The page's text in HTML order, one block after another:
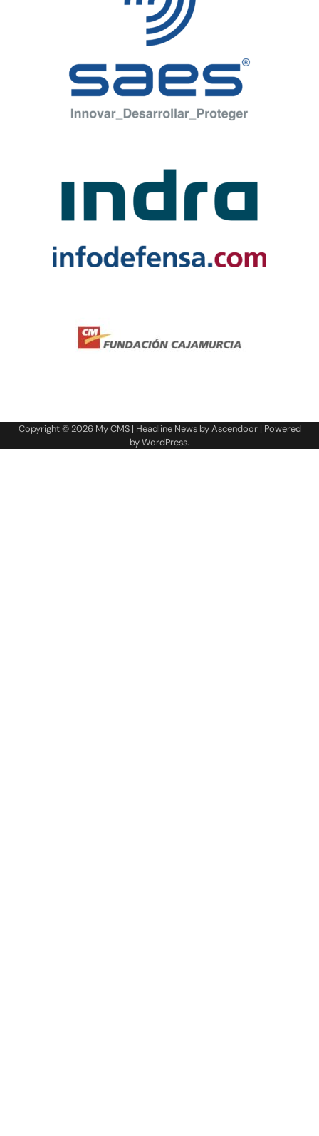
Copyright © 2026 My CMS| Headline News byAscendoor| Powered
byWordPress.